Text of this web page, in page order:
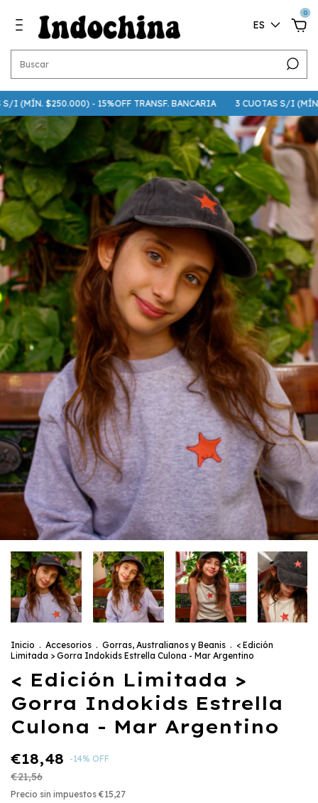
ES
0
$250.000) - 15%OFF TRANSF. BANCARIA 3 CUOTAS S/I (MÍN.
Inicio . Accesorios . Gorras, Australianos y Beanis . < Edición
Limitada > Gorra Indokids Estrella Culona - Mar Argentino
< Edición Limitada >
Gorra Indokids Estrella
Culona - Mar Argentino
€18,48 -14% OFF
€21,56
Precio sin impuestos €15,27